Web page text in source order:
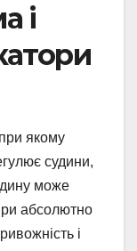
і
якому
судини,
може
абсолютно
і